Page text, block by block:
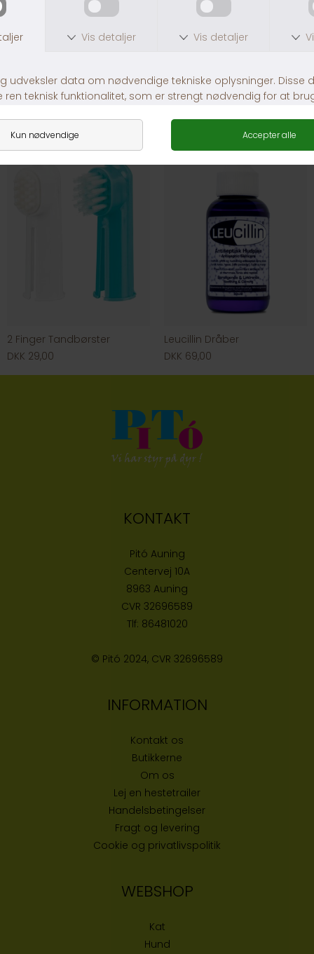
Grooming Glove
B&B Deluxe Pelsolie
2 Finger Tandbørster
DKK 29,00
Leucillin Dråber
DKK 69,00
KONTAKT
Pitó Auning
Centervej 10A
8963 Auning
CVR 32696589
Tlf: 86481020
© Pitó 2024, CVR 32696589
INFORMATION
Kontakt os
Butikkerne
Om os
Lej en hestetrailer
Handelsbetingelser
Fragt og levering
Cookie og privatlivspolitik
WEBSHOP
Kat
Hund